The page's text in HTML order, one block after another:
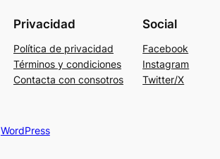
Privacidad
Política de privacidad
Términos y condiciones
Contacta con consotros
Social
Facebook
Instagram
Twitter/X
WordPress